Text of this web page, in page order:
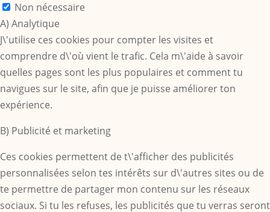
Non nécessaire
A) Analytique
J\'utilise ces cookies pour compter les visites et
comprendre d\'où vient le trafic. Cela m\'aide à savoir
quelles pages sont les plus populaires et comment tu
navigues sur le site, afin que je puisse améliorer ton
expérience.
B) Publicité et marketing
Ces cookies permettent de t\'afficher des publicités
personnalisées selon tes intérêts sur d\'autres sites ou de
te permettre de partager mon contenu sur les réseaux
sociaux. Si tu les refuses, les publicités que tu verras seront